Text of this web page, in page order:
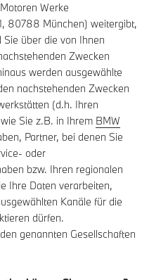
Werke
80788 München) weitergibt,
über die von Ihnen
Zwecken
werden ausgewählte
nachstehenden Zwecken
(d.h. Ihren
Sie z.B. in Ihrem BMW
Partner, bei denen Sie
oder
bzw. Ihren regionalen
Ihre Daten verarbeiten,
Kanäle für die
dürfen.
genannten Gesellschaften